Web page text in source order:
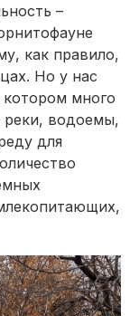
–
как правило,
Но у нас
много
реки, водоемы,
для